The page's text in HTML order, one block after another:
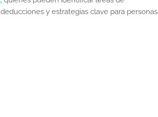
y estrategias clave para personas